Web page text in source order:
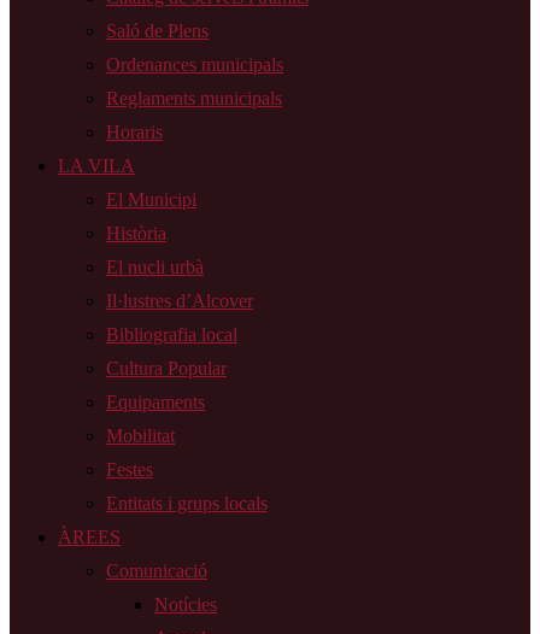
Saló de Plens
Ordenances municipals
Reglaments municipals
Horaris
LA VILA
El Municipi
Història
El nucli urbà
Il·lustres d’Alcover
Bibliografia local
Cultura Popular
Equipaments
Mobilitat
Festes
Entitats i grups locals
ÀREES
Comunicació
Notícies